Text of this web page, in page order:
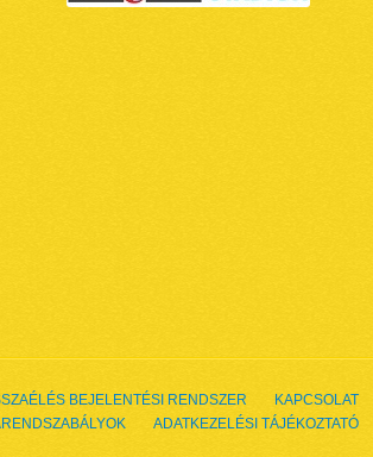
BEJELENTÉSI RENDSZER
KAPCSOLAT
ADATKEZELÉSI TÁJÉKOZTATÓ